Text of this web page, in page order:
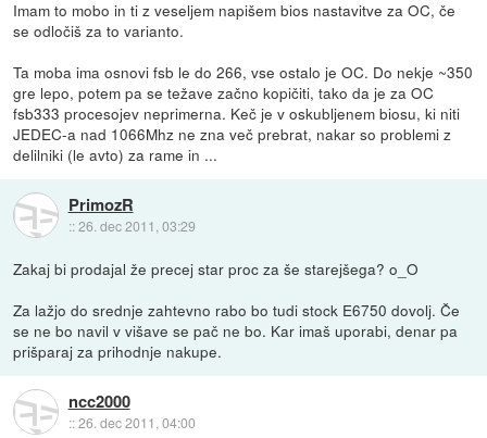
Imam to mobo in ti z veseljem napišem bios nastavitve za OC, če
se odločiš za to varianto.
Ta moba ima osnovi fsb le do 266, vse ostalo je OC. Do nekje ~350
gre lepo, potem pa se težave začno kopičiti, tako da je za OC
fsb333 procesojev neprimerna. Keč je v oskubljenem biosu, ki niti
JEDEC-a nad 1066Mhz ne zna več prebrat, nakar so problemi z
delilniki (le avto) za rame in ...
PrimozR
::26. dec 2011, 03:29
Zakaj bi prodajal že precej star proc za še starejšega? o_O
Za lažjo do srednje zahtevno rabo bo tudi stock E6750 dovolj. Če
se ne bo navil v višave se pač ne bo. Kar imaš uporabi, denar pa
prišparaj za prihodnje nakupe.
ncc2000
::26. dec 2011, 04:00